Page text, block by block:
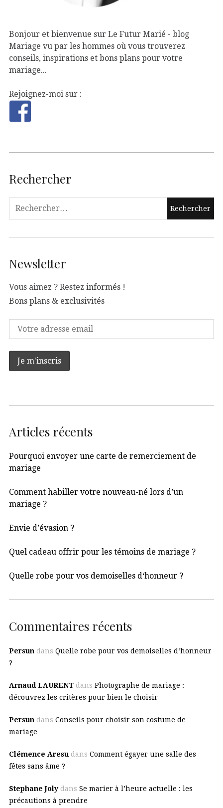
Bonjour et bienvenue sur Le Futur Marié - blog
Mariage vu par les hommes où vous trouverez
conseils, inspirations et bons plans pour votre
mariage...
Rejoignez-moi sur :
Rechercher
Newsletter
Vous aimez ? Restez informés !
Bons plans & exclusivités
Articles récents
Pourquoi envoyer une carte de remerciement de
mariage
Comment habiller votre nouveau-né lors d’un
mariage ?
Envie d’évasion ?
Quel cadeau offrir pour les témoins de mariage ?
Quelle robe pour vos demoiselles d‘honneur ?
Commentaires récents
Persun dans Quelle robe pour vos demoiselles d‘honneur
?
Arnaud LAURENT dans Photographe de mariage :
découvrez les critères pour bien le choisir
Persun dans Conseils pour choisir son costume de
mariage
Clémence Aresu dans Comment égayer une salle des
fêtes sans âme ?
Stephane Jolydans Se marier à l’heure actuelle : les
précautions à prendre